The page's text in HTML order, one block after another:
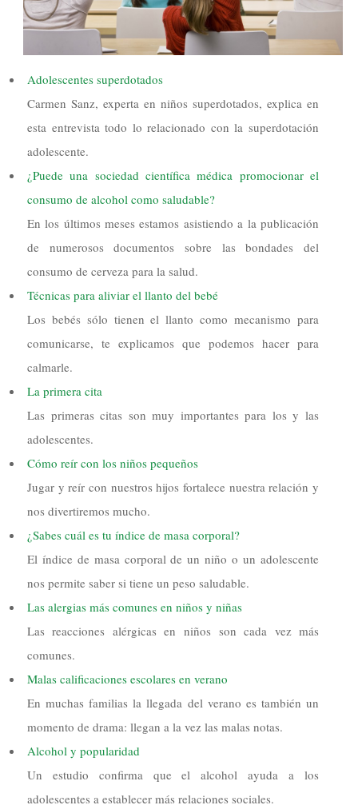
Adolescentes superdotados
Carmen Sanz, experta en niños superdotados, explica en
esta entrevista todo lo relacionado con la superdotación
adolescente.
¿Puede una sociedad científica médica promocionar el
consumo de alcohol como saludable?
En los últimos meses estamos asistiendo a la publicación
de numerosos documentos sobre las bondades del
consumo de cerveza para la salud.
Técnicas para aliviar el llanto del bebé
Los bebés sólo tienen el llanto como mecanismo para
comunicarse, te explicamos que podemos hacer para
calmarle.
La primera cita
Las primeras citas son muy importantes para los y las
adolescentes.
Cómo reír con los niños pequeños
Jugar y reír con nuestros hijos fortalece nuestra relación y
nos divertiremos mucho.
¿Sabes cuál es tu índice de masa corporal?
El índice de masa corporal de un niño o un adolescente
nos permite saber si tiene un peso saludable.
Las alergias más comunes en niños y niñas
Las reacciones alérgicas en niños son cada vez más
comunes.
Malas calificaciones escolares en verano
En muchas familias la llegada del verano es también un
momento de drama: llegan a la vez las malas notas.
Alcohol y popularidad
Un estudio confirma que el alcohol ayuda a los
adolescentes a establecer más relaciones sociales.